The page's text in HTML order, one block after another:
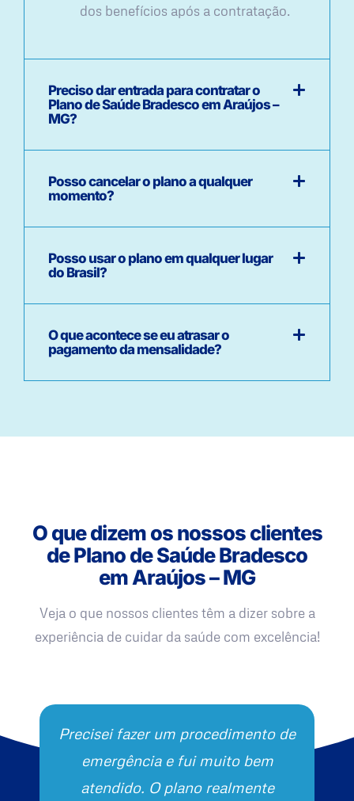
dos benefícios após a contratação.
Preciso dar entrada para contratar o
Plano de Saúde Bradesco em Araújos –
MG?
Posso cancelar o plano a qualquer
momento?
Posso usar o plano em qualquer lugar
do Brasil?
O que acontece se eu atrasar o
pagamento da mensalidade?
O que dizem os nossos clientes
de Plano de Saúde Bradesco
em Araújos – MG
Veja o que nossos clientes têm a dizer sobre a
experiência de cuidar da saúde com excelência!
Precisei fazer um procedimento de
emergência e fui muito bem
atendido. O plano realmente